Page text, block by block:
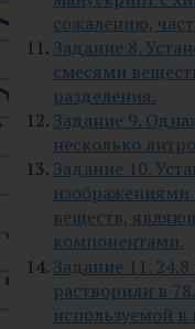
сожалению,
Задание 8.
смесями
разделения.
Задание 9.
несколько
Задание 10.
веществ,
компонентами.
Задание 11. 24.8
растворили в
используемой